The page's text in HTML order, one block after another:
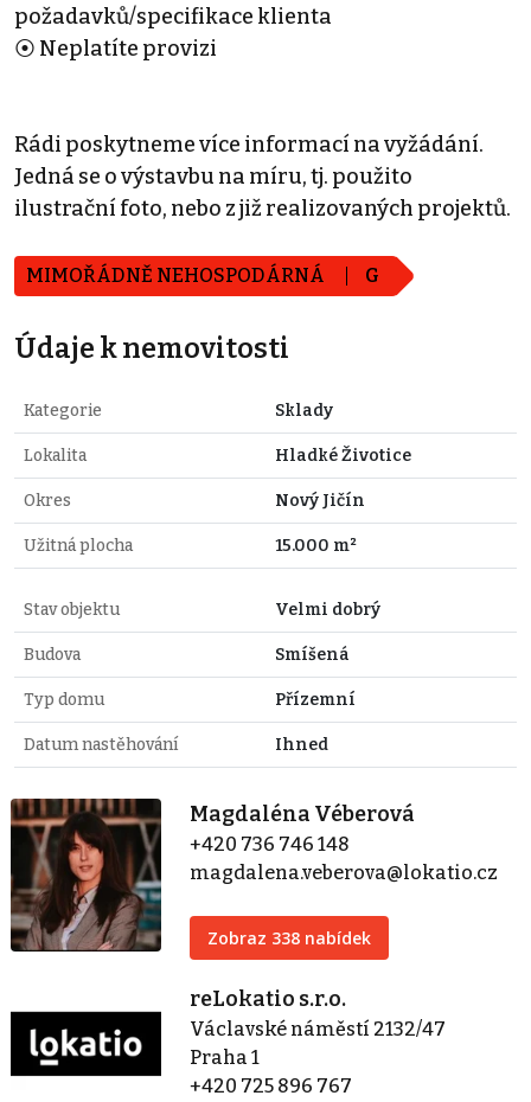
požadavků/specifikace klienta
⦿ Neplatíte provizi
Rádi poskytneme více informací na vyžádání.
Jedná se o výstavbu na míru, tj. použito
ilustrační foto, nebo z již realizovaných projektů.
MIMOŘÁDNĚ NEHOSPODÁRNÁ G
Údaje k nemovitosti
Kategorie Sklady
Lokalita Hladké Životice
Okres Nový Jičín
Užitná plocha 15.000 m²
Stav objektu Velmi dobrý
Budova Smíšená
Typ domu Přízemní
Datum nastěhování Ihned
Magdaléna Véberová
+420 736 746 148
magdalena.veberova@lokatio.cz
Zobraz 338 nabídek
reLokatio s.r.o.
Václavské náměstí 2132/47
Praha 1
+420 725 896 767